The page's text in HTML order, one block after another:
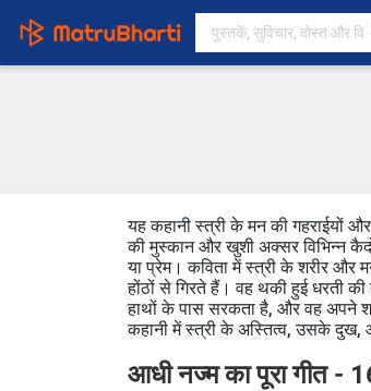
यह कहानी स्त्री के मन की गहराईयों
की मुस्कान और खुशी अक्सर विभिन्न
या प्रेम। कविता में स्त्री के शरीर और
होंठों से गिरते हैं। वह थकी हुई धरती
हाथों के पास सरकता है, और वह अपने
कहानी में स्त्री के अस्तित्व, उसके दुख,
आधी नज्म का पूरा गीत -